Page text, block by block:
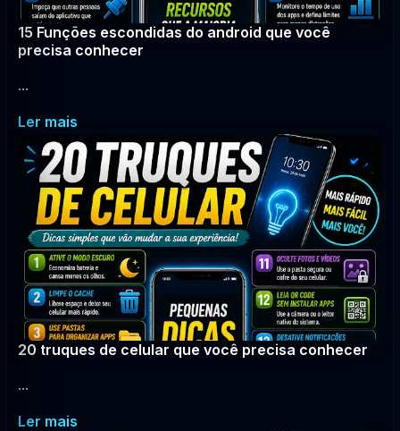
15 Funções escondidas do android que você
precisa conhecer
...
Ler mais
20 truques de celular que você precisa conhecer
...
Ler mais